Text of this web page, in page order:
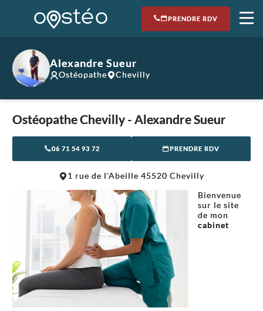
PRENDRE RDV
Alexandre Sueur
Ostéopathe Chevilly
Ostéopathe Chevilly - Alexandre Sueur
06 71 54 93 72 PRENDRE RDV
+
1 rue de l'Abeille 45520 Chevilly
Bienvenue
sur le site
de mon
cabinet